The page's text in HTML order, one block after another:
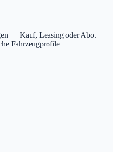
— Kauf, Leasing oder Abo.
Fahrzeugprofile.